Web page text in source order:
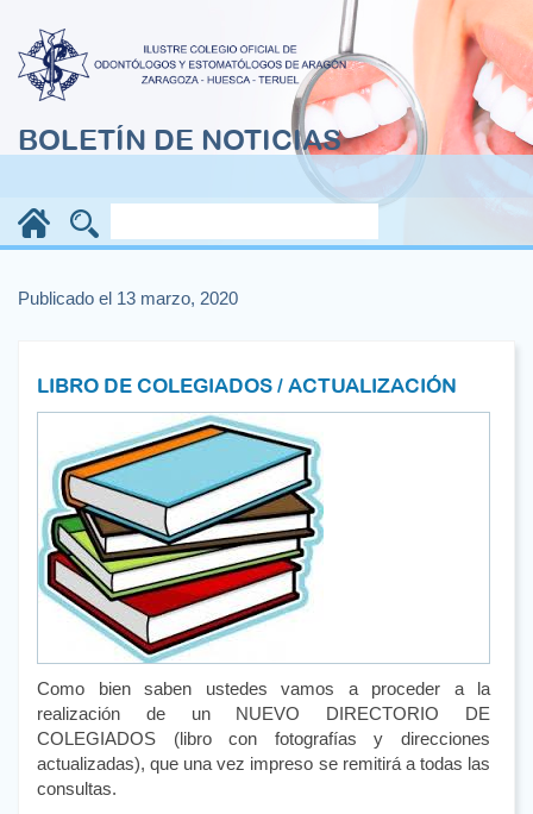
BOLETÍN DE NOTICIAS
Publicado el 13 marzo, 2020
LIBRO DE COLEGIADOS / ACTUALIZACIÓN
Como bien saben ustedes vamos a proceder a la
realización de un NUEVO DIRECTORIO DE
COLEGIADOS (libro con fotografías y direcciones
actualizadas), que una vez impreso se remitirá a todas las
consultas.